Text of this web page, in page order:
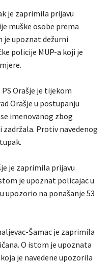
je zaprimila prijavu
muške osobe prema
je upoznat dežurni
policije MUP-a koji je
Orašje je tijekom
Orašje u postupanju
imenovanog zbog
Protiv navedenog
je zaprimila prijavu
je upoznat policajac u
upozorio na ponašanje 53
Šamac je zaprimila
O istom je upoznata
je navedene upozorila